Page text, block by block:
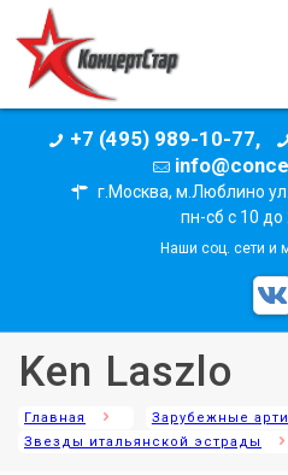
+7 (495) 989-10-77,
г.Москва, м.Люблино
пн-сб с 10 до
Наши соц. сети и
Ken Laszlo
Главная
Зарубежные
Звезды итальянской эстрады